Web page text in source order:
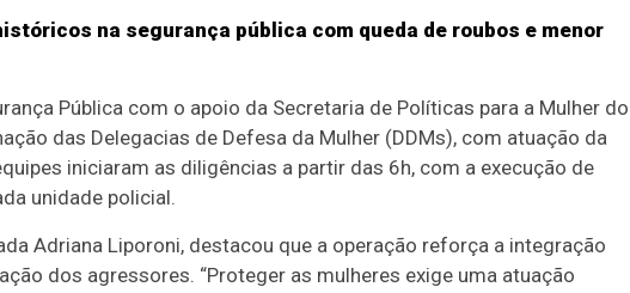
na segurança pública com queda de roubos e menor
Pública com o apoio da Secretaria de Políticas para a Mulher do
das Delegacias de Defesa da Mulher (DDMs), com atuação da
iniciaram as diligências a partir das 6h, com a execução de
unidade policial.
Adriana Liporoni, destacou que a operação reforça a integração
dos agressores. “Proteger as mulheres exige uma atuação